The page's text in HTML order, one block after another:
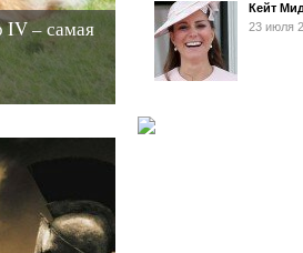
IV – самая
Кейт
23 июля